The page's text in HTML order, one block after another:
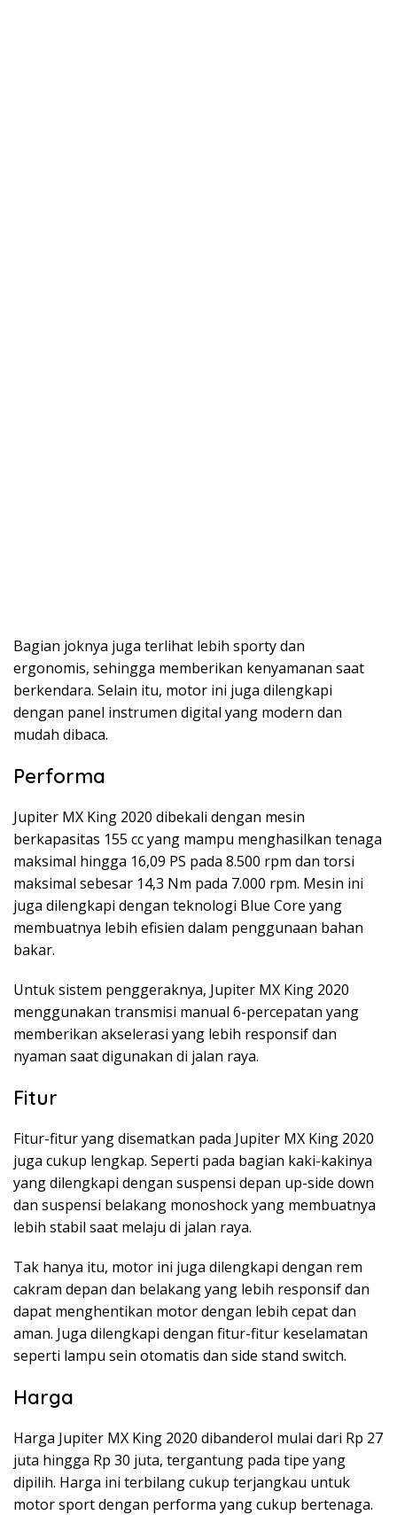
Bagian joknya juga terlihat lebih sporty dan
ergonomis, sehingga memberikan kenyamanan saat
berkendara. Selain itu, motor ini juga dilengkapi
dengan panel instrumen digital yang modern dan
mudah dibaca.
Performa
Jupiter MX King 2020 dibekali dengan mesin
berkapasitas 155 cc yang mampu menghasilkan tenaga
maksimal hingga 16,09 PS pada 8.500 rpm dan torsi
maksimal sebesar 14,3 Nm pada 7.000 rpm. Mesin ini
juga dilengkapi dengan teknologi Blue Core yang
membuatnya lebih efisien dalam penggunaan bahan
bakar.
Untuk sistem penggeraknya, Jupiter MX King 2020
menggunakan transmisi manual 6-percepatan yang
memberikan akselerasi yang lebih responsif dan
nyaman saat digunakan di jalan raya.
Fitur
Fitur-fitur yang disematkan pada Jupiter MX King 2020
juga cukup lengkap. Seperti pada bagian kaki-kakinya
yang dilengkapi dengan suspensi depan up-side down
dan suspensi belakang monoshock yang membuatnya
lebih stabil saat melaju di jalan raya.
Tak hanya itu, motor ini juga dilengkapi dengan rem
cakram depan dan belakang yang lebih responsif dan
dapat menghentikan motor dengan lebih cepat dan
aman. Juga dilengkapi dengan fitur-fitur keselamatan
seperti lampu sein otomatis dan side stand switch.
Harga
Harga Jupiter MX King 2020 dibanderol mulai dari Rp 27
juta hingga Rp 30 juta, tergantung pada tipe yang
dipilih. Harga ini terbilang cukup terjangkau untuk
motor sport dengan performa yang cukup bertenaga.